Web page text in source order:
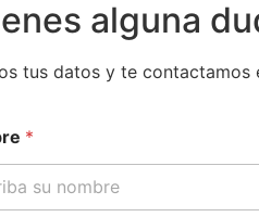
alguna
tus datos y te contactamos
*